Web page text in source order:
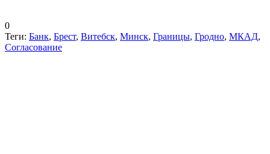
0
Теги: Банк, Брест, Витебск, Минск, Границы, Гродно, МКАД,
Согласование